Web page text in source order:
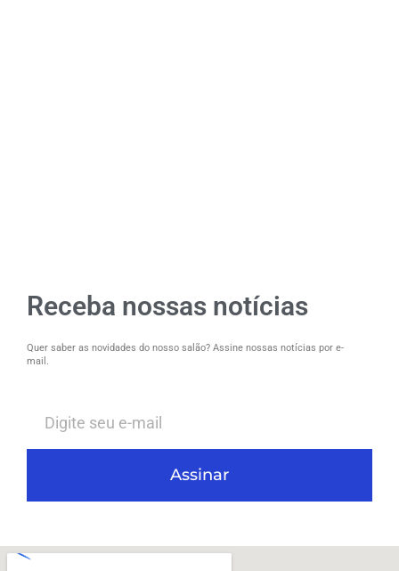
Receba nossas notícias
Quer saber as novidades do nosso salão? Assine nossas notícias por e-
mail.
Assinar